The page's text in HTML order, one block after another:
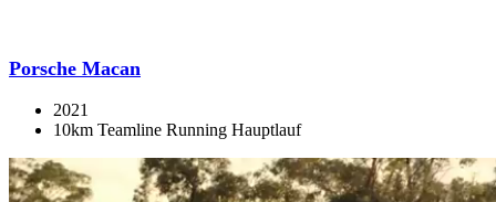
Porsche Macan
2021
10km Teamline Running Hauptlauf